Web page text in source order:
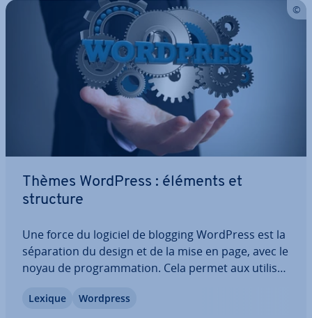
Thèmes WordPress : éléments et
structure
Une force du logiciel de blogging WordPress est la
sé­pa­ra­tion du design et de la mise en page, avec le
noyau de pro­gram­ma­tion. Cela permet aux uti­li­sa­
leurs pages Web au thème utilisé sans avoir à in­
Lexique Wordpress